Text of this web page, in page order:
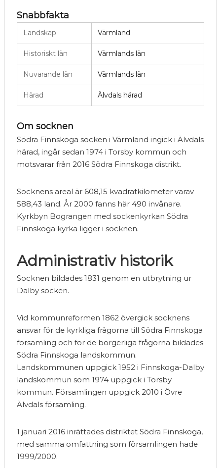
Snabbfakta
Landskap Värmland
Historiskt län Värmlands län
Nuvarande län Värmlands län
Härad Älvdals härad
Om socknen
Södra Finnskoga socken i Värmland ingick i Älvdals
härad, ingår sedan 1974 i Torsby kommun och
motsvarar från 2016 Södra Finnskoga distrikt.
Socknens areal är 608,15 kvadratkilometer varav
588,43 land. År 2000 fanns här 490 invånare.
Kyrkbyn Bograngen med sockenkyrkan Södra
Finnskoga kyrka ligger i socknen.
Administrativ historik
Socknen bildades 1831 genom en utbrytning ur
Dalby socken.
Vid kommunreformen 1862 övergick socknens
ansvar för de kyrkliga frågorna till Södra Finnskoga
församling och för de borgerliga frågorna bildades
Södra Finnskoga landskommun.
Landskommunen uppgick 1952 i Finnskoga-Dalby
landskommun som 1974 uppgick i Torsby
kommun. Församlingen uppgick 2010 i Övre
Älvdals församling.
1 januari 2016 inrättades distriktet Södra Finnskoga,
med samma omfattning som församlingen hade
1999/2000.